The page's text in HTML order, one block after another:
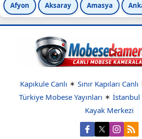
Afyon Aksaray Amasya
Kapıkule Canlı ✶ Sınır Kapıları Canlı
Türkiye Mobese Yayınları ✶ İstanbul
Kayak Merkezi